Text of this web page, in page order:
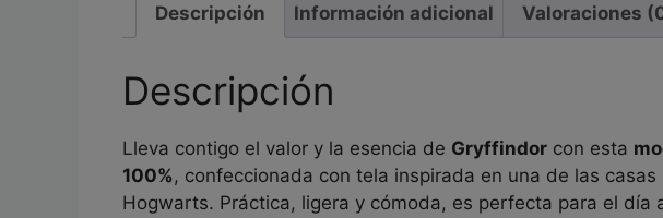
Descripción Información adicional Valoraciones
Descripción
Lleva contigo el valor y la esencia de Gryffindor con esta
100%, confeccionada con tela inspirada en una de las
Hogwarts. Práctica, ligera y cómoda, es perfecta para el día